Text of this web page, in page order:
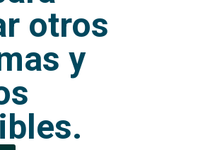
otros
y